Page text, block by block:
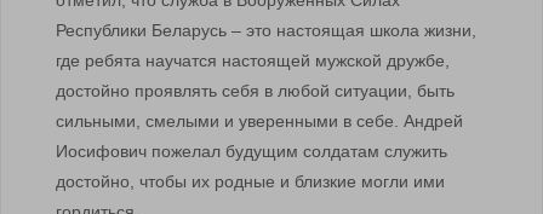
Республики Беларусь – это настоящая школа жизни,
где ребята научатся настоящей мужской дружбе,
достойно проявлять себя в любой ситуации, быть
сильными, смелыми и уверенными в себе. Андрей
Иосифович пожелал будущим солдатам служить
достойно, чтобы их родные и близкие могли ими